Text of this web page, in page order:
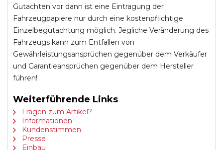
Gutachten vor dann ist eine Eintragung der
Fahrzeugpapiere nur durch eine kostenpflichtige
Einzelbegutachtung möglich. Jegliche Veränderung des
Fahrzeugs kann zum Entfallen von
Gewährleistungsansprüchen gegenüber dem Verkäufer
und Garantieansprüchen gegenüber dem Hersteller
führen!
Weiterführende Links
Fragen zum Artikel?
Informationen
Kundenstimmen
Presse
Einbau